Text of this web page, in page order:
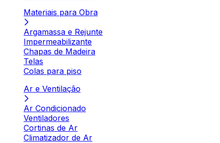
Materiais para Obra
Argamassa e Rejunte
Impermeabilizante
Chapas de Madeira
Telas
Colas para piso
Ar e Ventilação
Ar Condicionado
Ventiladores
Cortinas de Ar
Climatizador de Ar